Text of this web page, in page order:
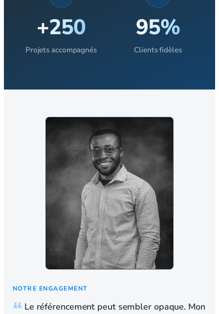
+250
Projets accompagnés
95%
Clients fidèles
NOTRE ENGAGEMENT
Le référencement peut sembler opaque. Mon